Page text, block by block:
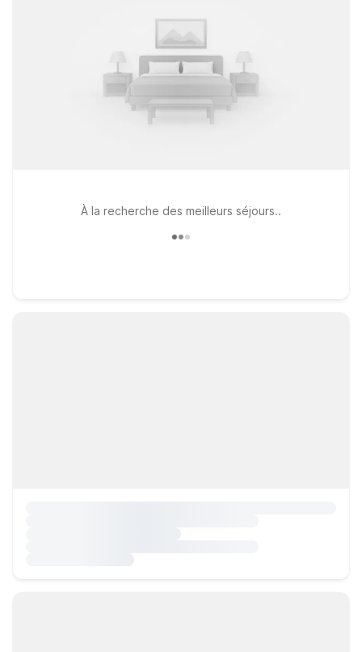
À la recherche des meilleurs séjours..